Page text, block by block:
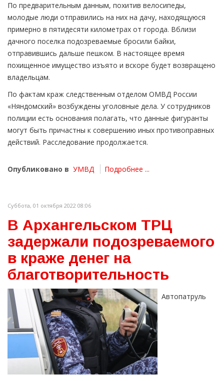
По предварительным данным, похитив велосипеды,
молодые люди отправились на них на дачу, находящуюся
примерно в пятидесяти километрах от города. Вблизи
дачного поселка подозреваемые бросили байки,
отправившись дальше пешком. В настоящее время
похищенное имущество изъято и вскоре будет возвращено
владельцам.
По фактам краж следственным отделом ОМВД России
«Няндомский» возбуждены уголовные дела. У сотрудников
полиции есть основания полагать, что данные фигуранты
могут быть причастны к совершению иных противоправных
действий. Расследование продолжается.
Опубликовано в УМВД Подробнее ...
Суббота, 01 октября 2022 08:06
В Архангельском ТРЦ
задержали подозреваемого
в краже денег на
благотворительность
Автопатруль